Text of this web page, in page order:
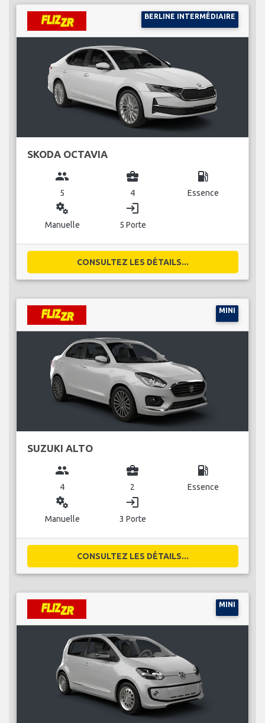
BERLINE INTERMÉDIAIRE
SKODA OCTAVIA
group
5
business_center
4
local_gas_station
Essence
miscellaneous_services
Manuelle
login
5 Porte
CONSULTEZ LES DÉTAILS...
MINI
SUZUKI ALTO
group
4
business_center
2
local_gas_station
Essence
miscellaneous_services
Manuelle
login
3 Porte
CONSULTEZ LES DÉTAILS...
MINI